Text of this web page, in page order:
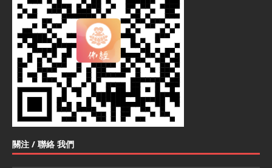
關注 / 聯絡 我們